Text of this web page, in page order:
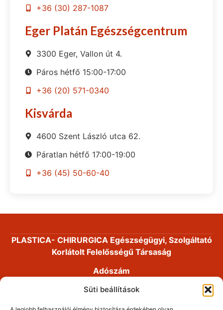
Süti beállítások
+36 (30) 287-1087
Eger Platán Egészségcentrum
3300 Eger, Vallon út 4.
Páros hétfő 15:00-17:00
+36 (20) 571-0340
Kisvárda
4600 Szent László utca 62.
Páratlan hétfő 17:00-19:00
+36 (45) 50-60-40
PLASTICA- CHIRURGICA Egészségügyi, Szolgáltató
Korlátolt Felelősségű Társaság
Adószám